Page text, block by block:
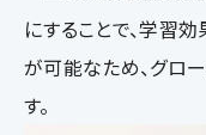
にすることで、学習
が可能なため、グロ
す。